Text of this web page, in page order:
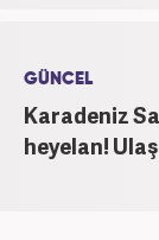
GÜNCEL
Karadeniz
heyelan!